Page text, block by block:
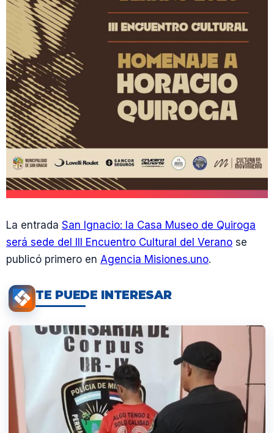
La entrada San Ignacio: la Casa Museo de Quiroga
será sede del III Encuentro Cultural del Verano se
publicó primero en Agencia Misiones.uno.
TE PUEDE INTERESAR